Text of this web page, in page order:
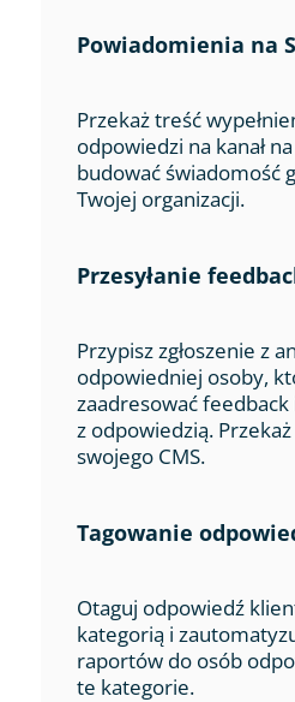
Powiadomienia na
Przekaż treść
odpowiedzi na kanał
budować świadomość
Twojej organizacji.
Przesyłanie
Przypisz zgłoszenie z
odpowiedniej osoby,
zaadresować
z odpowiedzią.
swojego CMS.
Tagowanie
Otaguj odpowiedź
kategorią i
raportów do osób
te kategorie.